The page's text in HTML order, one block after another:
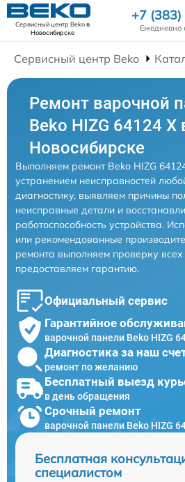
Сервисный центр Bekoв
Новосибирске
+7
Ежедневно
Сервисный центр Beko
Ремонт варочной
Beko HIZG 64124 X
Новосибирске
Выполняем ремонт Beko HIZG
устранением неисправностей
диагностику, выявляем причины
неисправные детали и
работоспособность устройства.
или рекомендованные
ремонта выполняем проверку
предоставляем гарантию.
Официальный сервис
Гарантийное
варочной панели Beko HIZG
Диагностика за наш
ремонт по желанию
Бесплатный выезд
в день обращения
Срочный ремонт
варочной панели Beko HIZG
Бесплатная
специалистом